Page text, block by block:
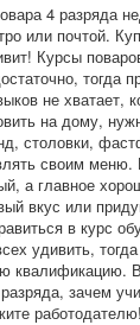
4 разряда
или почтой.
Курсы
тогда
не хватает,
на дому,
столовки,
своим меню.
а главное
вкус или
в курс
удивить,
квалификацию.
зачем
работодателю!